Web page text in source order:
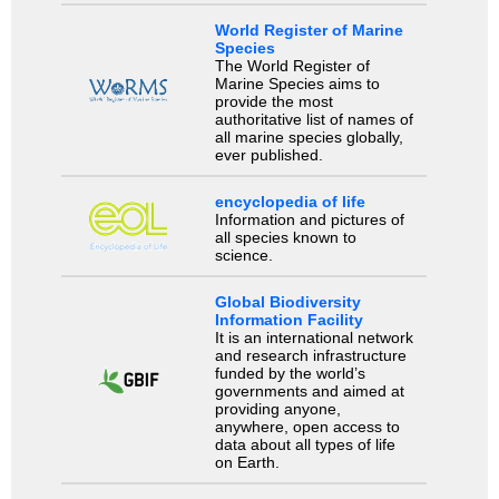
World Register of Marine
Species
The World Register of
Marine Species aims to
provide the most
authoritative list of names of
all marine species globally,
ever published.
encyclopedia of life
Information and pictures of
all species known to
science.
Global Biodiversity
Information Facility
It is an international network
and research infrastructure
funded by the world’s
governments and aimed at
providing anyone,
anywhere, open access to
data about all types of life
on Earth.